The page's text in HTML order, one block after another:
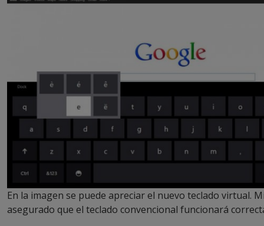
En la imagen se puede apreciar el nuevo teclado virtual.
asegurado que el teclado convencional funcionará